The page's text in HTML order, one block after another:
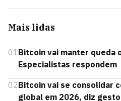
Mais lidas
01Bitcoin vai manter queda
Especialistas respondem
02Bitcoin vai se consolidar
global em 2026, diz